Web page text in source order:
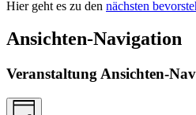
Hier geht es zu den nächsten
Ansichten-Navigation
Veranstaltung Ansichten-